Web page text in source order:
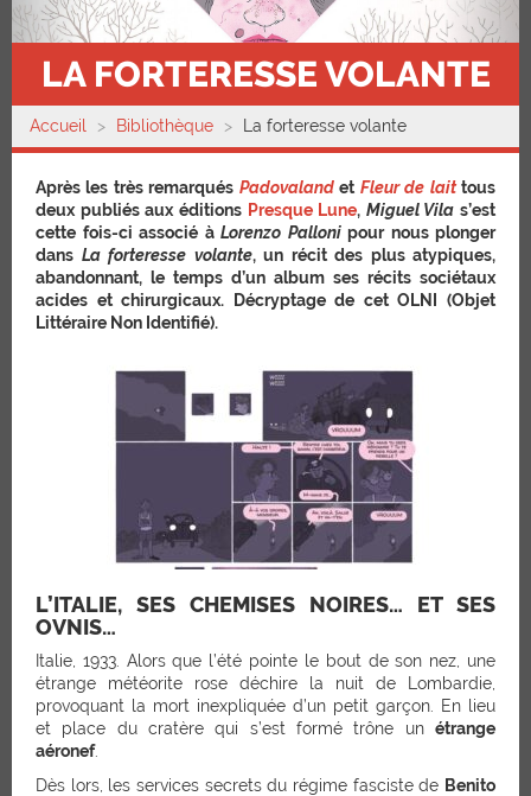
LA FORTERESSE VOLANTE
Accueil Bibliothèque La forteresse volante
Après les très remarqués Padovalandet Fleur de lait tous
deux publiés aux éditions Presque Lune, Miguel Vila s’est
cette fois-ci associé à Lorenzo Pallonipour nous plonger
dans La forteresse volante, un récit des plus atypiques,
abandonnant, le temps d’un album ses récits sociétaux
acides et chirurgicaux. Décryptage de cet OLNI (Objet
Littéraire Non Identifié).
L’ITALIE, SES CHEMISES NOIRES… ET SES
OVNIS…
Italie, 1933. Alors que l’été pointe le bout de son nez, une
étrange météorite rose déchire la nuit de Lombardie,
provoquant la mort inexpliquée d’un petit garçon. En lieu
et place du cratère qui s’est formé trône un étrange
aéronef.
Dès lors, les services secrets du régime fasciste de Benito